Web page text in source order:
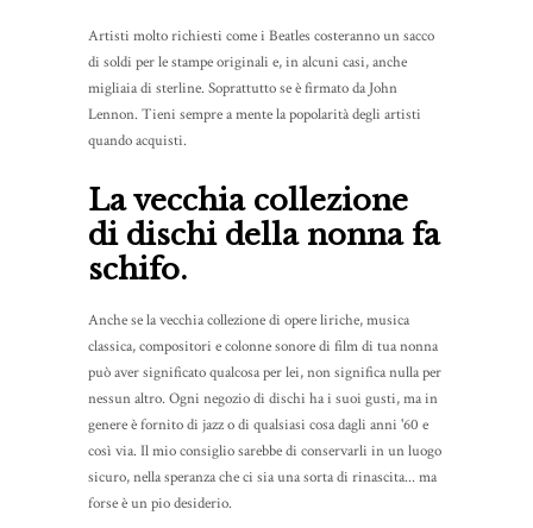
Artisti molto richiesti come i Beatles costeranno un sacco
di soldi per le stampe originali e, in alcuni casi, anche
migliaia di sterline. Soprattutto se è firmato da John
Lennon. Tieni sempre a mente la popolarità degli artisti
quando acquisti.
La vecchia collezione
di dischi della nonna fa
schifo.
Anche se la vecchia collezione di opere liriche, musica
classica, compositori e colonne sonore di film di tua nonna
può aver significato qualcosa per lei, non significa nulla per
nessun altro. Ogni negozio di dischi ha i suoi gusti, ma in
genere è fornito di jazz o di qualsiasi cosa dagli anni '60 e
così via. Il mio consiglio sarebbe di conservarli in un luogo
sicuro, nella speranza che ci sia una sorta di rinascita... ma
forse è un pio desiderio.